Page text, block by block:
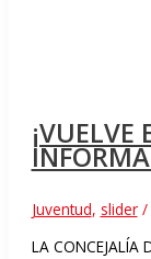
¡VUELVE
Juventud, slider/
LA CONCEJALÍA